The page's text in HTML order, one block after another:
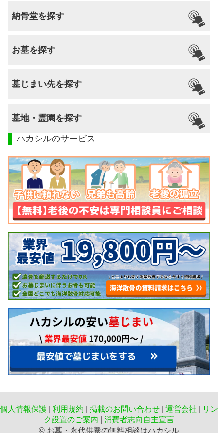
納骨堂を探す
お墓を探す
墓じまい先を探す
墓地・霊園を探す
ハカシルのサービス
個人情報保護 利用規約 掲載のお問い合わせ 運営会社
リン
ク設置のご案内
消費者志向自主宣言
©️ お墓・永代供養の無料相談はハカシル